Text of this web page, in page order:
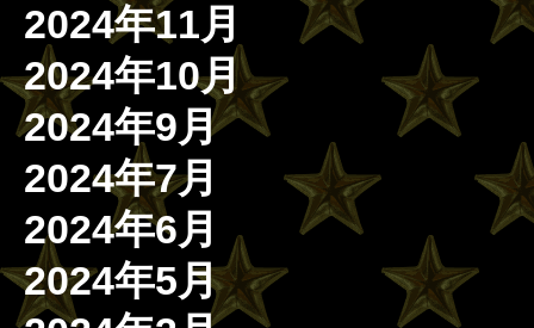
2024年11月
2024年10月
2024年9月
2024年7月
2024年6月
2024年5月